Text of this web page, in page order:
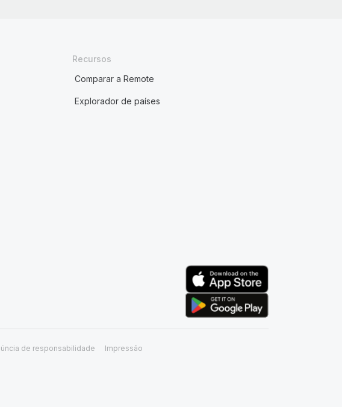
Recursos
Comparar a Remote
Explorador de países
de responsabilidade Impressão